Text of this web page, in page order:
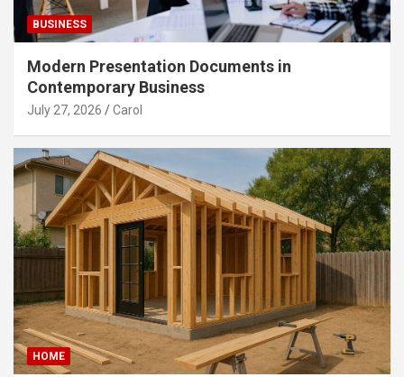
BUSINESS
Modern Presentation Documents in
Contemporary Business
July 27, 2026 Carol
HOME